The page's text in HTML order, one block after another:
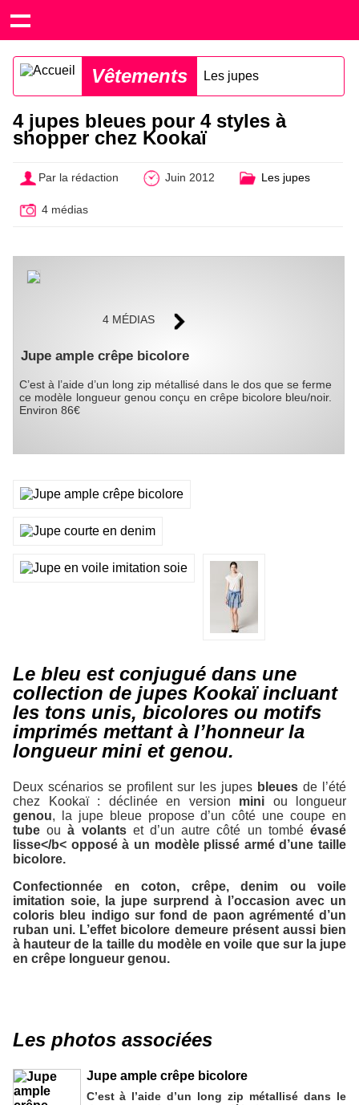
Vêtements Les jupes
4 jupes bleues pour 4 styles à
shopper chez Kookaï
Par la rédaction Juin 2012 Les jupes
4 médias
4 MÉDIAS
Jupe ample crêpe bicolore
C’est à l’aide d’un long zip métallisé dans le dos que se ferme
ce modèle longueur genou conçu en crêpe bicolore bleu/noir.
Environ 86€
Le bleu est conjugué dans une
collection de jupes Kookaï incluant
les tons unis, bicolores ou motifs
imprimés mettant à l’honneur la
longueur mini et genou.
Deux scénarios se profilent sur les jupes bleues de l’été
chez Kookaï : déclinée en version mini ou longueur
genou, la jupe bleue propose d’un côté une coupe en
tube ouà volantset d’un autre côté un tombéévasé
lisse</b< opposé à un modèle plissé armé d’une taille
bicolore.
Confectionnée en coton, crêpe, denim ou voile
imitation soie, la jupe surprend à l’occasion avec un
coloris bleu indigosur fond de paon agrémenté d’un
ruban uni. L’effet bicolore demeure présent aussi bien
à hauteur de la taille du modèle en voile que sur la jupe
en crêpe longueur genou.
Les photos associées
Jupe ample crêpe bicolore
C’est à l’aide d’un long zip métallisé dans le